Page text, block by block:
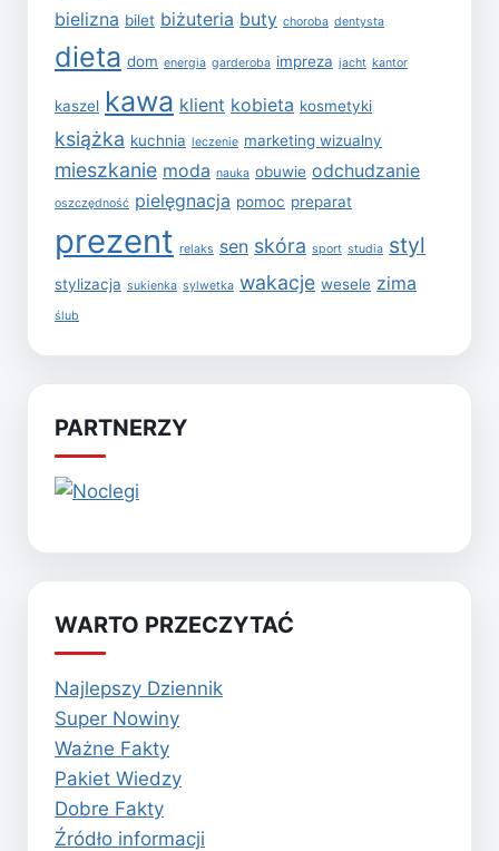
bielizna bilet biżuteria buty choroba dentysta
dieta dom energia garderoba impreza jacht kantor
kaszel kawa klient kobieta kosmetyki
książka kuchnia leczenie marketing wizualny
mieszkanie moda nauka obuwie odchudzanie
oszczędność pielęgnacja pomoc preparat
prezent relaks sen skóra sport studia styl
stylizacja sukienka sylwetka wakacje wesele zima
ślub
PARTNERZY
WARTO PRZECZYTAĆ
Najlepszy Dziennik
Super Nowiny
Ważne Fakty
Pakiet Wiedzy
Dobre Fakty
Źródło informacji